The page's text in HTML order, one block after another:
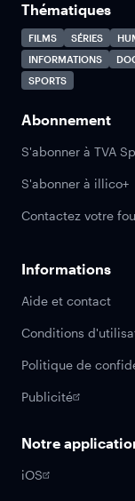
Thématiques
FILMS SÉRIES
INFORMATIONS
SPORTS
Abonnement
S'abonner à TVA
S'abonner à illico+
Contactez votre
Informations
Aide et contact
Conditions
Politique de
Publicité
Notre
iOS